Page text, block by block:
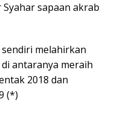
Syahar sapaan akrab
melahirkan
antaranya meraih
2018 dan
(*)